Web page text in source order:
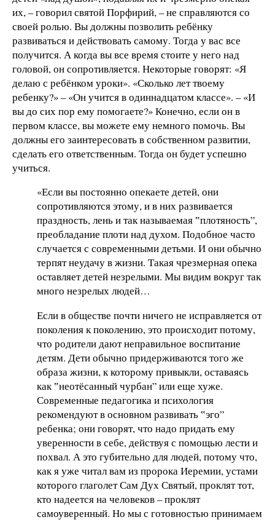
их, – говорил святой Порфирий, – не справляются со
своей ролью. Вы должны позволить ребёнку
развиваться и действовать самому. Тогда у вас все
получится. А когда вы все время стоите у него над
головой, он сопротивляется. Некоторые говорят: «Я
делаю с ребёнком уроки». «Сколько лет твоему
ребенку?» – «Он учится в одиннадцатом классе». – «И
вы до сих пор ему помогаете?» Конечно, если он в
первом классе, вы можете ему немного помочь. Вы
должны его заинтересовать в собственном развитии,
сделать его ответственным. Тогда он будет успешно
учиться.
«Если вы постоянно опекаете детей, они
сопротивляются этому, и в них развивается
праздность, лень и так называемая ‟плотяность”,
преобладание плоти над духом. Подобное часто
случается с современными детьми. И они обычно
терпят неудачу в жизни. Такая чрезмерная опека
оставляет детей незрелыми. Мы видим вокруг так
много незрелых людей…
Если в обществе почти ничего не исправляется от
поколения к поколению, это происходит потому,
что родители дают неправильное воспитание
детям. Дети обычно придерживаются того же
образа жизни, к которому привыкли, оставаясь
как ‟неотёсанный чурбан” или еще хуже.
Современные педагогика и психология
рекомендуют в основном развивать ‟эго”
ребенка; они говорят, что надо придать ему
уверенности в себе, действуя с помощью лести и
похвал. А это губительно для людей, потому что,
как я уже читал вам из пророка Иеремии, устами
которого глаголет Сам Дух Святый, проклят тот,
кто надеется на человеков – проклят
самоуверенный. Но мы с готовностью принимаем